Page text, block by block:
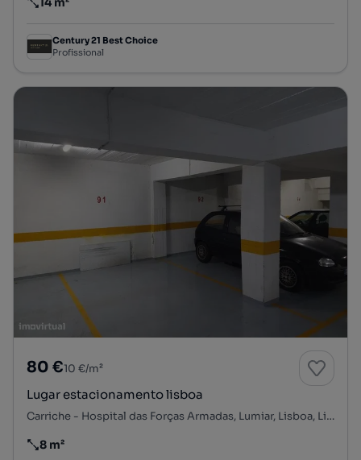
Preço por metro quadrado
Century 21 Best Choice
Profissional
80 €10 €/m²
Lugar estacionamento lisboa
Carriche - Hospital das Forças Armadas, Lumiar, Lisboa, Lisboa
Preço por metro quadrado
8 m²